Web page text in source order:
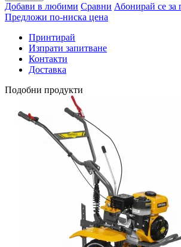
Добави в любими Сравни Абонирай се за
Предложи по-ниска цена
Принтирай
Изпрати запитване
Контакти
Доставка
Подобни продукти